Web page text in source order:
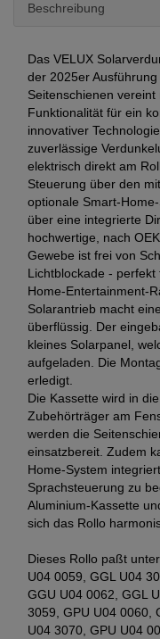
Beschreibung
Das VELUX
der 2025er
Seitenschienen
Funktionalität für ein
innovativer
zuverlässige
elektrisch direkt am
Steuerung über den
optionale Smart-
über eine integrierte
hochwertige, nach
Gewebe ist frei von
Lichtblockade -
Home-Entertainment-
Solarantrieb macht
überflüssig. Der
kleines Solarpanel,
aufgeladen. Die
erledigt.
Die Kassette wird in
Zubehörträger am
werden die
einsatzbereit. Zudem
Home-System
Sprachsteuerung zu
Aluminium-Kassette
sich das Rollo
Dieses Rollo paßt
U04 0059, GGL U04
GGU U04 0062, GGL
3059, GPU U04 0060,
U04 3070, GPU U04